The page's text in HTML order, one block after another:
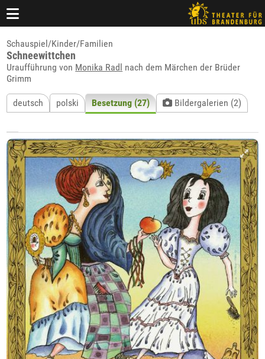
Schauspiel/Kinder/Familien
Schneewittchen
Uraufführung von Monika Radl nach dem Märchen der Brüder
Grimm
deutsch polski Besetzung (27) Bildergalerien (2)